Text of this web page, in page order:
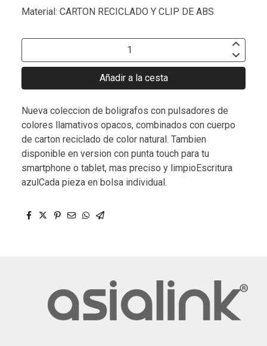
Material: CARTON RECICLADO Y CLIP DE ABS
Añadir a la cesta
Nueva coleccion de boligrafos con pulsadores de
colores llamativos opacos, combinados con cuerpo
de carton reciclado de color natural. Tambien
disponible en version con punta touch para tu
smartphone o tablet, mas preciso y limpioEscritura
azulCada pieza en bolsa individual.